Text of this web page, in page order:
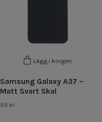
Lägg i korgen
Samsung Galaxy A37 –
Matt Svart Skal
59 kr